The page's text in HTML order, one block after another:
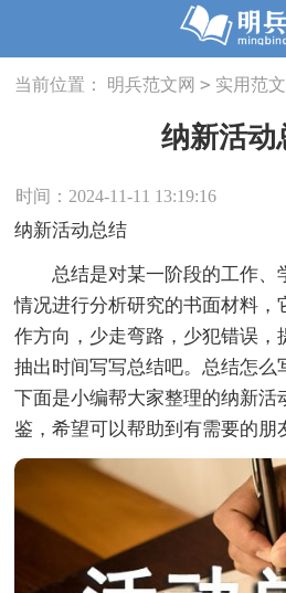
当前位置： 明兵范文网 > 实用范文
纳新活动
时间：2024-11-11 13:19:16
纳新活动总结
总结是对某一阶段的工作、
情况进行分析研究的书面材料，
作方向，少走弯路，少犯错误，
抽出时间写写总结吧。总结怎么
下面是小编帮大家整理的纳新活
鉴，希望可以帮助到有需要的朋